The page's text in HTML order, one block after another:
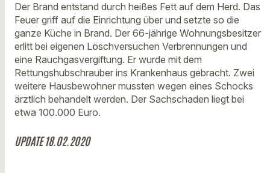
Der Brand entstand durch heißes Fett auf dem Herd. Das
Feuer griff auf die Einrichtung über und setzte so die
ganze Küche in Brand. Der 66-jährige Wohnungsbesitzer
erlitt bei eigenen Löschversuchen Verbrennungen und
eine Rauchgasvergiftung. Er wurde mit dem
Rettungshubschrauber ins Krankenhaus gebracht. Zwei
weitere Hausbewohner mussten wegen eines Schocks
ärztlich behandelt werden. Der Sachschaden liegt bei
etwa 100.000 Euro.
UPDATE 18.02.2020